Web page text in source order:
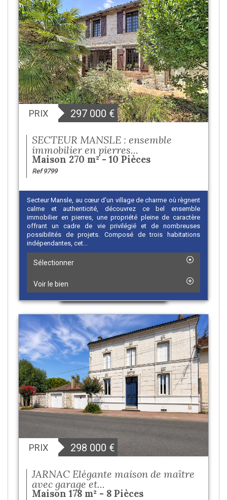
PRIX 297 000 €
SECTEUR MANSLE : ensemble
immobilier en pierres...
Maison 270 m² - 10 Pièces
Ref 9799
Secteur Mansle, au cœur d'un village de charme où règnent
calme et authenticité, découvrez ce bel ensemble
immobilier en pierres, une propriété pleine de caractère
offrant un cadre de vie privilégié et de nombreuses
possibilités de projets. Composé de trois habitations
indépendantes, cet...
Sélectionner
Voir le bien
PRIX 298 000 €
JARNAC Elégante maison de maître
avec garage et...
Maison 178 m² - 8 Pièces